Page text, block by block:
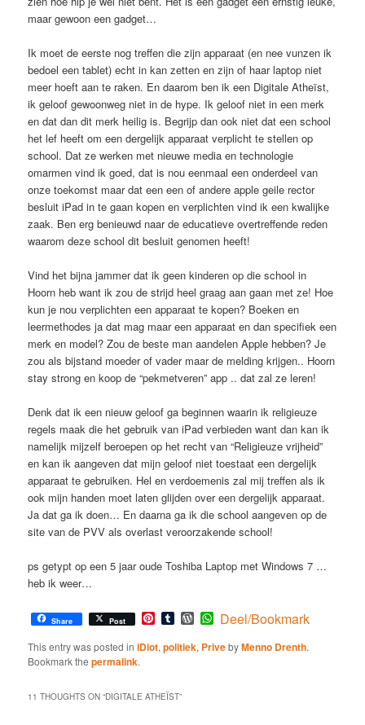
maar gewoon een gadget…
Ik moet de eerste nog treffen die zijn apparaat (en nee vunzen ik
bedoel een tablet) echt in kan zetten en zijn of haar laptop niet
meer hoeft aan te raken. En daarom ben ik een Digitale Atheïst,
ik geloof gewoonweg niet in de hype. Ik geloof niet in een merk
en dat dan dit merk heilig is. Begrijp dan ook niet dat een school
het lef heeft om een dergelijk apparaat verplicht te stellen op
school. Dat ze werken met nieuwe media en technologie
omarmen vind ik goed, dat is nou eenmaal een onderdeel van
onze toekomst maar dat een een of andere apple geile rector
besluit iPad in te gaan kopen en verplichten vind ik een kwalijke
zaak. Ben erg benieuwd naar de educatieve overtreffende reden
waarom deze school dit besluit genomen heeft!
Vind het bijna jammer dat ik geen kinderen op die school in
Hoorn heb want ik zou de strijd heel graag aan gaan met ze! Hoe
kun je nou verplichten een apparaat te kopen? Boeken en
leermethodes ja dat mag maar een apparaat en dan specifiek een
merk en model? Zou de beste man aandelen Apple hebben? Je
zou als bijstand moeder of vader maar de melding krijgen.. Hoorn
stay strong en koop de “pekmetveren” app .. dat zal ze leren!
Denk dat ik een nieuw geloof ga beginnen waarin ik religieuze
regels maak die het gebruik van iPad verbieden want dan kan ik
namelijk mijzelf beroepen op het recht van “Religieuze vrijheid”
en kan ik aangeven dat mijn geloof niet toestaat een dergelijk
apparaat te gebruiken. Hel en verdoemenis zal mij treffen als ik
ook mijn handen moet laten glijden over een dergelijk apparaat.
Ja dat ga ik doen… En daarna ga ik die school aangeven op de
site van de PVV als overlast veroorzakende school!
ps getypt op een 5 jaar oude Toshiba Laptop met Windows 7 …
heb ik weer…
Share Post Pinterest
TumblrWordPress
WhatsApp
Deel/Bookmark
This entry was posted iniDiot,politiek, PrivebyMenno Drenth.
Bookmark thepermalink.
11 THOUGHTS ON “DIGITALE ATHEÏST”